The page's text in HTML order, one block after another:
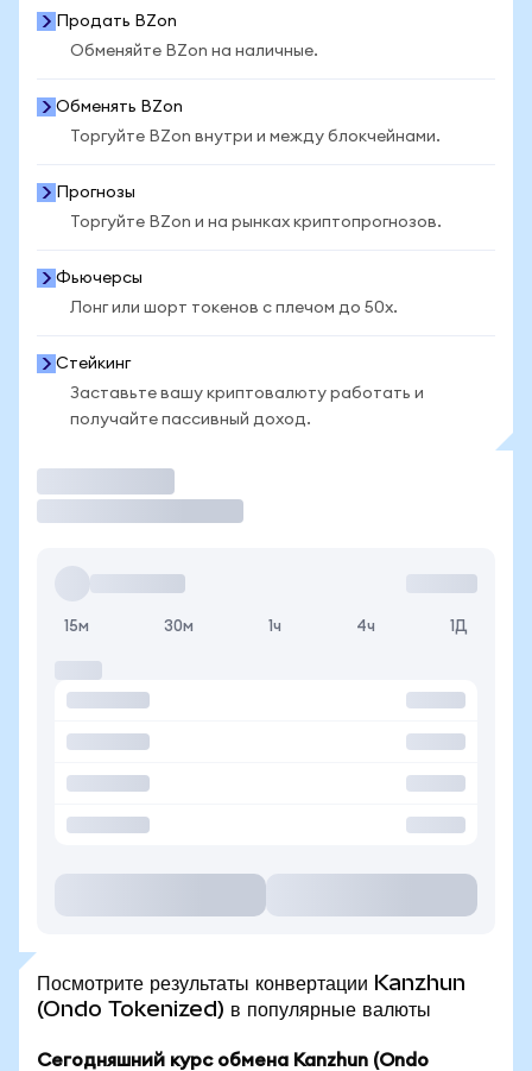
Продать BZon
Обменяйте BZon на наличные.
Обменять BZon
Торгуйте BZon внутри и между блокчейнами.
Прогнозы
Торгуйте BZon и на рынках криптопрогнозов.
Фьючерсы
Лонг или шорт токенов с плечом до 50x.
Стейкинг
Заставьте вашу криптовалюту работать и
получайте пассивный доход.
15м 30м 1ч 4ч 1Д
Посмотрите результаты конвертации Kanzhun
(Ondo Tokenized) в популярные валюты
Сегодняшний курс обмена Kanzhun (Ondo